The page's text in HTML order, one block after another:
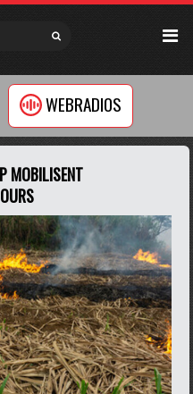
WEBRADIOS
MOBILISENT